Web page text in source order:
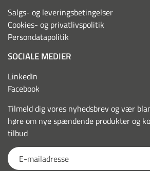
Salgs- og leveringsbetingelser
Cookies- og privatlivspolitik
Persondatapolitik
SOCIALE MEDIER
LinkedIn
Facebook
Tilmeld dig vores nyhedsbrev og vær
høre om nye spændende produkter og
tilbud